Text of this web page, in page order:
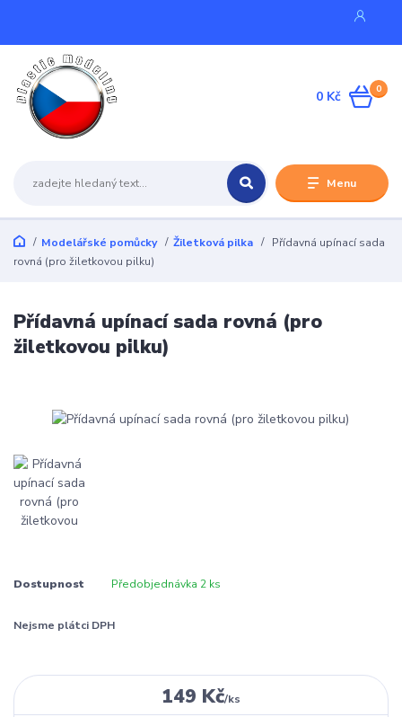
Menu
0
0 Kč
Modelářské pomůcky Žiletková pilka
Přídavná upínací sada
rovná (pro žiletkovou pilku)
Přídavná upínací sada rovná (pro
žiletkovou pilku)
Dostupnost Předobjednávka 2 ks
Nejsme plátci DPH
149 Kč/ks